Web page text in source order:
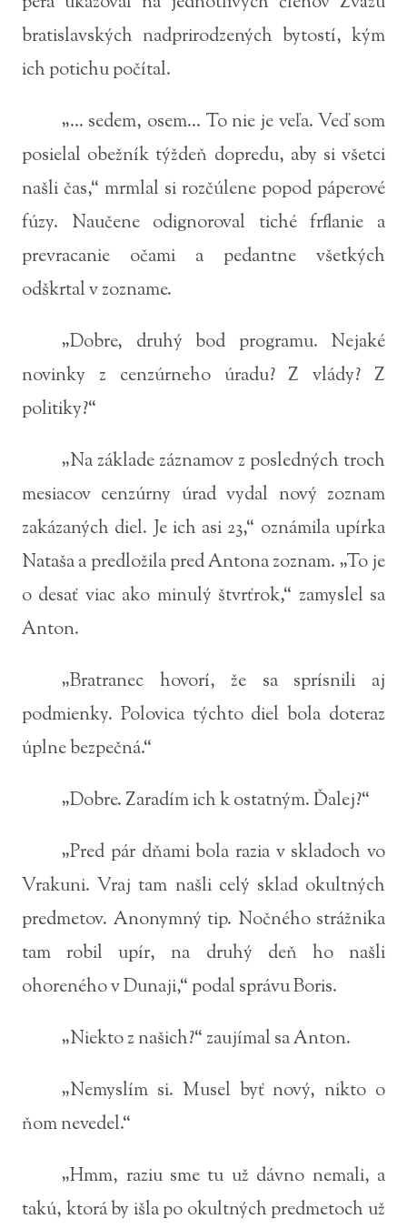
bratislavských nadprirodzených bytostí, kým
ich potichu počítal.
„... sedem, osem... To nie je veľa. Veď som
posielal obežník týždeň dopredu, aby si všetci
našli čas,“ mrmlal si rozčúlene popod páperové
fúzy. Naučene odignoroval tiché frflanie a
prevracanie očami a pedantne všetkých
odškrtal v zozname.
„Dobre, druhý bod programu. Nejaké
novinky z cenzúrneho úradu? Z vlády? Z
politiky?“
„Na základe záznamov z posledných troch
mesiacov cenzúrny úrad vydal nový zoznam
zakázaných diel. Je ich asi 23,“ oznámila upírka
Nataša a predložila pred Antona zoznam. „To je
o desať viac ako minulý štvrťrok,“ zamyslel sa
Anton.
„Bratranec hovorí, že sa sprísnili aj
podmienky. Polovica týchto diel bola doteraz
úplne bezpečná.“
„Dobre. Zaradím ich k ostatným. Ďalej?“
„Pred pár dňami bola razia v skladoch vo
Vrakuni. Vraj tam našli celý sklad okultných
predmetov. Anonymný tip. Nočného strážnika
tam robil upír, na druhý deň ho našli
ohoreného v Dunaji,“ podal správu Boris.
„Niekto z našich?“ zaujímal sa Anton.
„Nemyslím si. Musel byť nový, nikto o
ňom nevedel.“
„Hmm, raziu sme tu už dávno nemali, a
takú, ktorá by išla po okultných predmetoch už